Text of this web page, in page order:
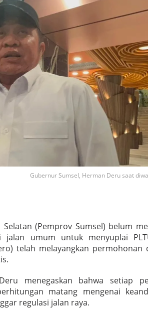
Gubernur Sumsel, Herman Deru saat
(Pemprov Sumsel) belum
umum untuk menyuplai
telah melayangkan permohonan
menegaskan bahwa setiap
matang mengenai
regulasi jalan raya.